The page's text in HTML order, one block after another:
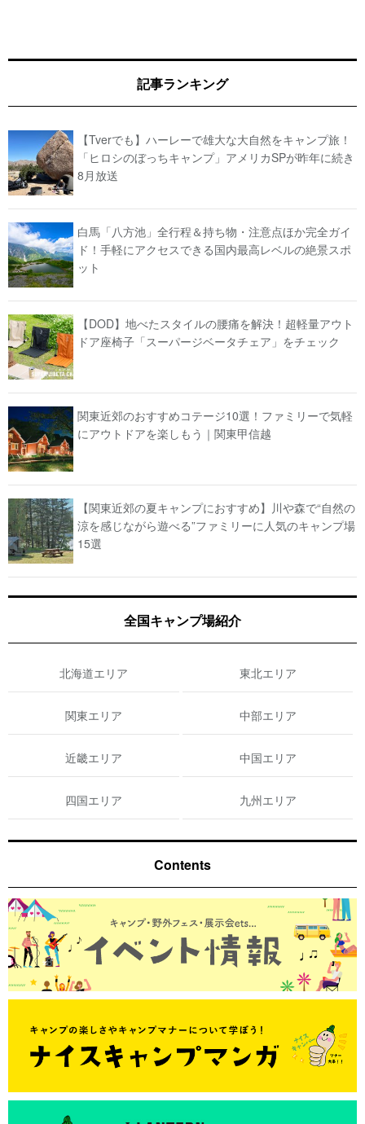
記事ランキング
【Tverでも】ハーレーで雄大な大自然をキャンプ旅！
「ヒロシのぼっちキャンプ」アメリカSPが昨年に続き
8月放送
白馬「八方池」全行程＆持ち物・注意点ほか完全ガイ
ド！手軽にアクセスできる国内最高レベルの絶景スポ
ット
【DOD】地べたスタイルの腰痛を解決！超軽量アウト
ドア座椅子「スーパージベータチェア」をチェック
関東近郊のおすすめコテージ10選！ファミリーで気軽
にアウトドアを楽しもう｜関東甲信越
【関東近郊の夏キャンプにおすすめ】川や森で“自然の
涼を感じながら遊べる”ファミリーに人気のキャンプ場
15選
全国キャンプ場紹介
北海道エリア 東北エリア
関東エリア 中部エリア
近畿エリア 中国エリア
四国エリア 九州エリア
Contents